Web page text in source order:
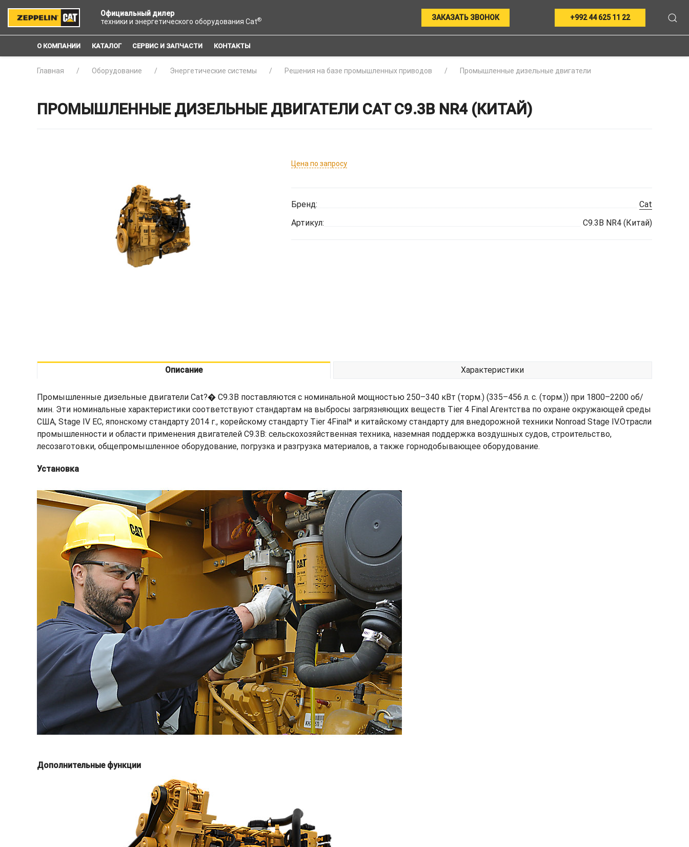
Официальный дилер
техники и энергетического оборудования Cat® ЗАКАЗАТЬ ЗВОНОК +992 44 625 11 22
О КОМПАНИИ КАТАЛОГ СЕРВИС И ЗАПЧАСТИ КОНТАКТЫ
Главная Оборудование Энергетические системы Решения на базе промышленных приводов Промышленные дизельные двигатели
ПРОМЫШЛЕННЫЕ ДИЗЕЛЬНЫЕ ДВИГАТЕЛИ CAT C9.3B NR4 (КИТАЙ)
Цена по запросу
Бренд:
Cat
Артикул:
C9.3B NR4 (Китай)
Описание Характеристики
Промышленные дизельные двигатели Cat?� C9.3B поставляются с номинальной мощностью 250–340 кВт (торм.) (335–456 л. с. (торм.)) при 1800–2200 об/
мин. Эти номинальные характеристики соответствуют стандартам на выбросы загрязняющих веществ Tier 4 Final Агентства по охране окружающей среды
США, Stage IV ЕС, японскому стандарту 2014 г., корейскому стандарту Tier 4Final* и китайскому стандарту для внедорожной техники Nonroad Stage IV.Отрасли
промышленности и области применения двигателей C9.3B: сельскохозяйственная техника, наземная поддержка воздушных судов, строительство,
лесозаготовки, общепромышленное оборудование, погрузка и разгрузка материалов, а также горнодобывающее оборудование.
Установка
Дополнительные функции